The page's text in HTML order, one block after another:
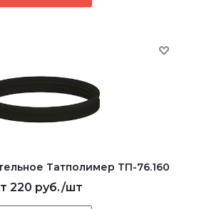
Татполимер ТП-76.160
220 руб./шт